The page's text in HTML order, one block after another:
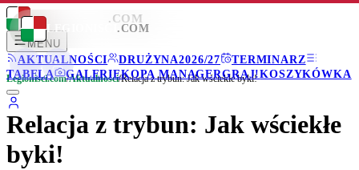
LEGIONISCI .COM
MENU
AKTUALNOŚCI
DRUŻYNA2026/27
TERMINARZ
TABELA
GALERIEKOPA MANAGERGRAJ!KOSZYKÓWKA
LEGIONISCI .COM
Legionisci.com/Aktualności/Relacja z trybun: Jak wściekłe byki!
Relacja z trybun: Jak wściekłe
byki!